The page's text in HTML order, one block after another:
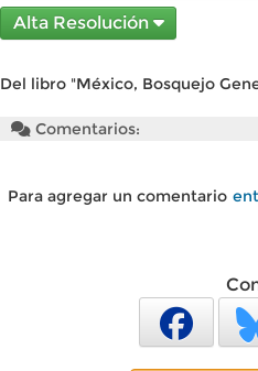
Alta Resolución
Del libro "México, Bosquejo
Comentarios:
Para agregar un comentario